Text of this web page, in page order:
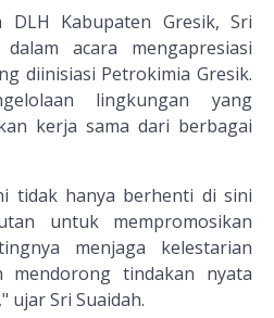
DLH Kabupaten Gresik, Sri
acara mengapresiasi
diinisiasi Petrokimia Gresik.
lingkungan yang
kerja sama dari berbagai
tidak hanya berhenti di sini
untuk mempromosikan
menjaga kelestarian
mendorong tindakan nyata
ujar Sri Suaidah.